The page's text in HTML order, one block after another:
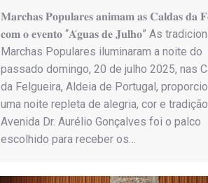
𝐌𝐚𝐫𝐜𝐡𝐚𝐬 𝐏𝐨𝐩𝐮𝐥𝐚𝐫𝐞𝐬 𝐚𝐧𝐢𝐦𝐚𝐦 𝐚𝐬 𝐂𝐚𝐥𝐝𝐚𝐬 𝐝𝐚
𝐜𝐨𝐦 𝐨 𝐞𝐯𝐞𝐧𝐭𝐨 “𝐀́𝐠𝐮𝐚𝐬 𝐝𝐞 𝐉𝐮𝐥𝐡𝐨” As
Marchas Populares iluminaram a noite do
passado domingo, 20 de julho 2025, nas
da Felgueira, Aldeia de Portugal,
uma noite repleta de alegria, cor e
Avenida Dr. Aurélio Gonçalves foi o palco
escolhido para receber os…